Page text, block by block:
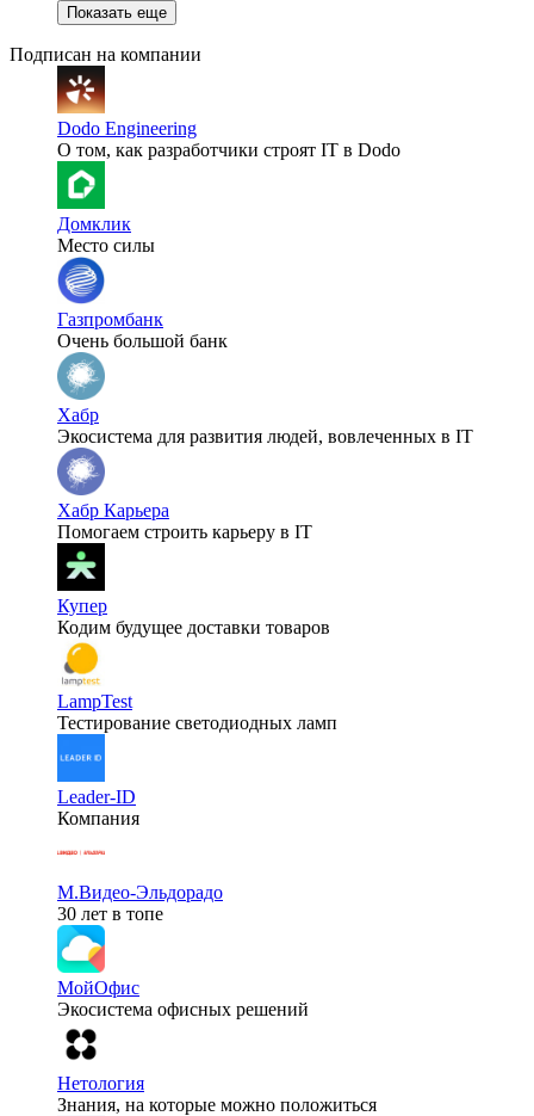
Показать еще
Подписан на компании
Dodo Engineering
О том, как разработчики строят IT в Dodo
Домклик
Место силы
Газпромбанк
Очень большой банк
Хабр
Экосистема для развития людей, вовлеченных в IT
Хабр Карьера
Помогаем строить карьеру в IT
Купер
Кодим будущее доставки товаров
LampTest
Тестирование светодиодных ламп
Leader-ID
Компания
М.Видео-Эльдорадо
30 лет в топе
МойОфис
Экосистема офисных решений
Нетология
Знания, на которые можно положиться